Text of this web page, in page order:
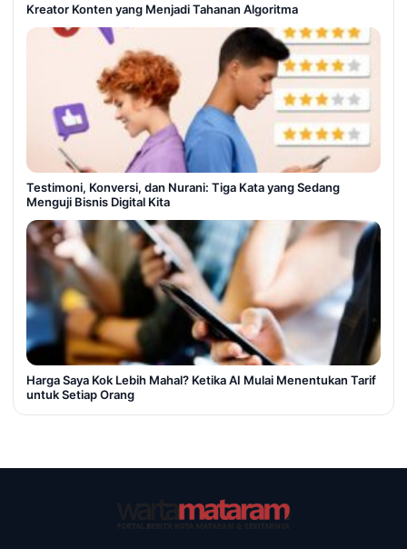
Kreator Konten yang Menjadi Tahanan Algoritma
Testimoni, Konversi, dan Nurani: Tiga Kata yang Sedang
Menguji Bisnis Digital Kita
Harga Saya Kok Lebih Mahal? Ketika AI Mulai Menentukan Tarif
untuk Setiap Orang